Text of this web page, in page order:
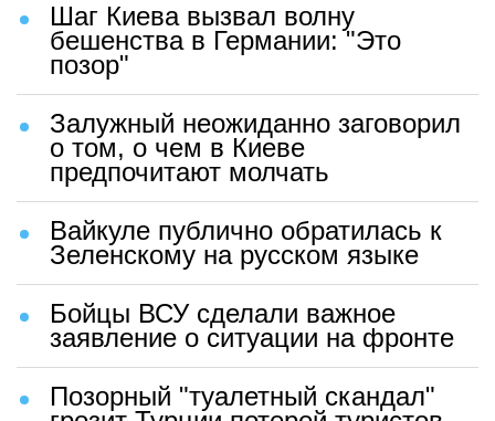
Шаг Киева вызвал волну
бешенства в Германии: "Это
позор"
Залужный неожиданно заговорил
о том, о чем в Киеве
предпочитают молчать
Вайкуле публично обратилась к
Зеленскому на русском языке
Бойцы ВСУ сделали важное
заявление о ситуации на фронте
Позорный "туалетный скандал"